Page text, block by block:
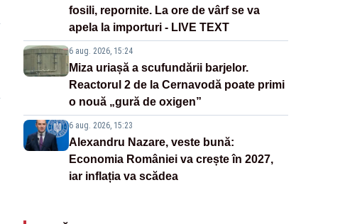
fosili, repornite. La ore de vârf se va
apela la importuri - LIVE TEXT
6 aug. 2026, 15:24
Miza uriașă a scufundării barjelor.
Reactorul 2 de la Cernavodă poate primi
o nouă „gură de oxigen”
6 aug. 2026, 15:23
Alexandru Nazare, veste bună:
Economia României va crește în 2027,
iar inflația va scădea